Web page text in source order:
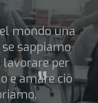
mondo una
sappiamo
lavorare per
e amare ciò